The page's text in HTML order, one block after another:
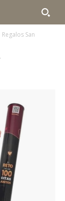
Regalos San